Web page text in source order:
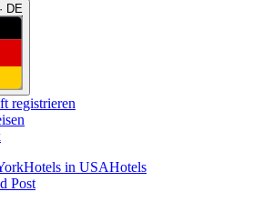
DE
registrieren
Hotels in USAHotels
Post